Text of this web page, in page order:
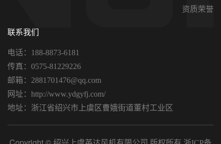
资质荣誉
联系我们
电话：188-8873-6181
传真：0575-81229226
邮箱：2881701476@qq.com
网址： http://www.ydgyfj.com/
地址：浙江省绍兴市上虞区曹娥街道董村工业区